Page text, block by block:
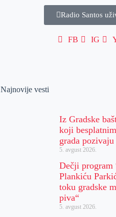
Radio Santos
FB IG
Najnovije vesti
Iz Gradske
koji
grada
5. avgust 2026.
Dečji program
Plankiću
toku gradske
piva“
5. avgust 2026.